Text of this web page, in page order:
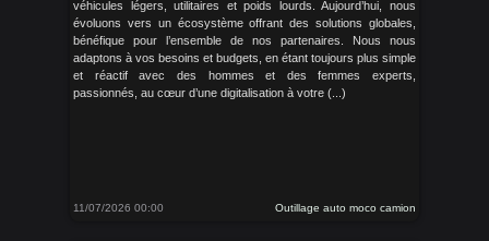
véhicules légers, utilitaires et poids lourds. Aujourd’hui, nous
évoluons vers un écosystème offrant des solutions globales,
bénéfique pour l’ensemble de nos partenaires. Nous nous
adaptons à vos besoins et budgets, en étant toujours plus simple
et réactif avec des hommes et des femmes experts,
passionnés, au cœur d’une digitalisation à votre (...)
11/07/2026 00:00 Outillage auto moco camion